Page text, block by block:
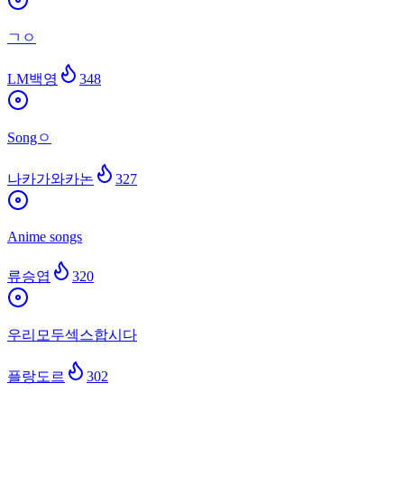
ㄱㅇ
LM백영 348
Songㅇ
나카가와카논 327
Anime songs
류승엽 320
우리모두섹스합시다
플랑도르 302